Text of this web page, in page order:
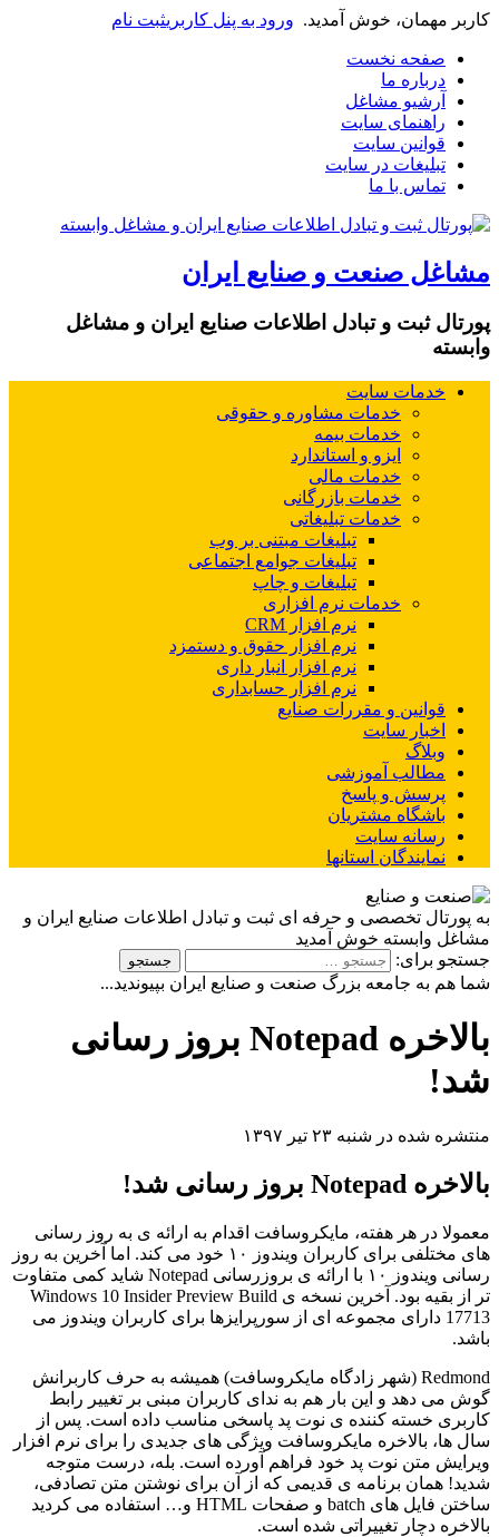
کاربر مهمان، خوش آمدید. ورود به پنل کاربریثبت نام
صفحه نخست
درباره ما
آرشیو مشاغل
راهنمای سایت
قوانین سایت
تبلیغات در سایت
تماس با ما
مشاغل صنعت و صنایع ایران
پورتال ثبت و تبادل اطلاعات صنایع ایران و مشاغل
وابسته
خدمات سایت
خدمات مشاوره و حقوقی
خدمات بیمه
ایزو و استاندارد
خدمات مالی
خدمات بازرگانی
خدمات تبلیغاتی
تبلیغات مبتنی بر وب
تبلیغات جوامع اجتماعی
تبلیغات و چاپ
خدمات نرم افزاری
نرم افزار CRM
نرم افزار حقوق و دستمزد
نرم افزار انبار داری
نرم افزار حسابداری
قوانین و مقررات صنایع
اخبار سایت
وبلاگ
مطالب آموزشی
پرسش و پاسخ
باشگاه مشتریان
رسانه سایت
نمایندگان استانها
به پورتال تخصصی و حرفه ای ثبت و تبادل اطلاعات صنایع ایران و
مشاغل وابسته خوش آمدید
جستجو برای:
شما هم به جامعه بزرگ صنعت و صنایع ایران بپیوندید...
بالاخره Notepad بروز رسانی
شد!
منتشره شده در شنبه ۲۳ تیر ۱۳۹۷
بالاخره Notepad بروز رسانی شد!
معمولا در هر هفته، مایکروسافت اقدام به ارائه ی به روز رسانی
های مختلفی برای کاربران ویندوز ۱۰ خود می کند. اما آخرین به روز
رسانی ویندوز ۱۰ با ارائه ی بروزرسانی Notepad شاید کمی متفاوت
تر از بقیه بود. آخرین نسخه ی Windows 10 Insider Preview Build
17713 دارای مجموعه ای از سورپرایزها برای کاربران ویندوز می
باشد.
Redmond (شهر زادگاه مایکروسافت) همیشه به حرف کاربرانش
گوش می دهد و این بار هم به ندای کاربران مبنی بر تغییر رابط
کاربری خسته کننده ی نوت پد پاسخی مناسب داده است. پس از
سال ها، بالاخره مایکروسافت ویژگی های جدیدی را برای نرم افزار
ویرایش متن نوت پد خود فراهم آورده است. بله، درست متوجه
شدید! همان برنامه ی قدیمی که از آن برای نوشتن متن تصادفی،
ساختن فایل های batch و صفحات HTML و… استفاده می کردید
بالاخره دچار تغییراتی شده است.